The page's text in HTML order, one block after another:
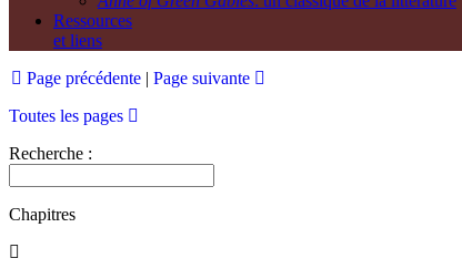
Ressources
et liens
Page précédente | Page suivante
Toutes les pages
Recherche :
Chapitres